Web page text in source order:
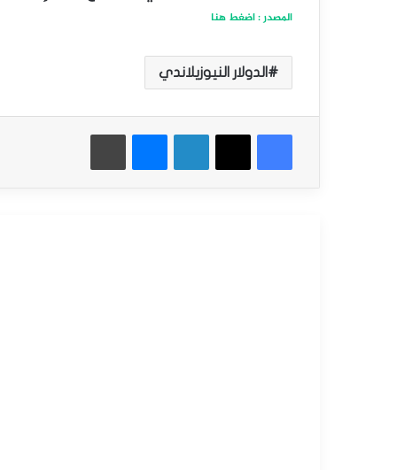
المصدر : اضغط هنا
الدولار النيوزيلاندي
فيسبوك
‫X لينكدإن ماسنجر طباعة